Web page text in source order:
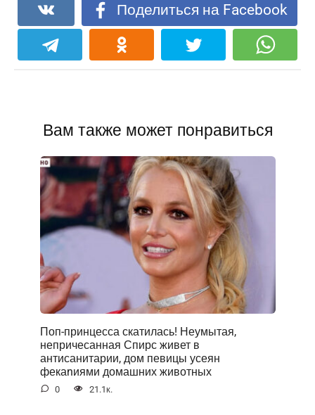
Поделиться на Facebook
Вам также может понравиться
Поп-принцесса скатилась! Неумытая,
непричесанная Спирс живет в
антисанитарии, дом певицы усеян
фекаnиями домашних животных
0 21.1к.